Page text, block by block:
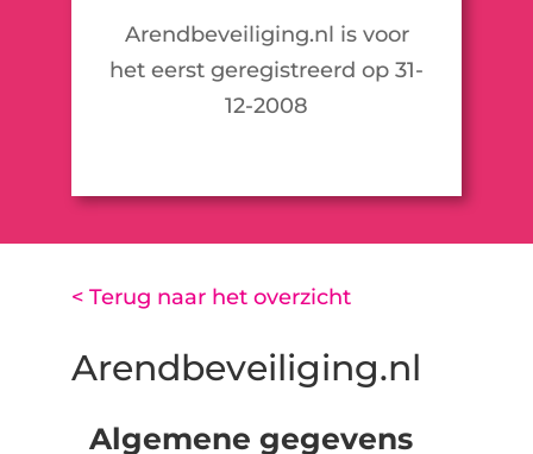
Arendbeveiliging.nl is voor
het eerst geregistreerd op 31-
12-2008
< Terug naar het overzicht
Arendbeveiliging.nl
Algemene gegevens